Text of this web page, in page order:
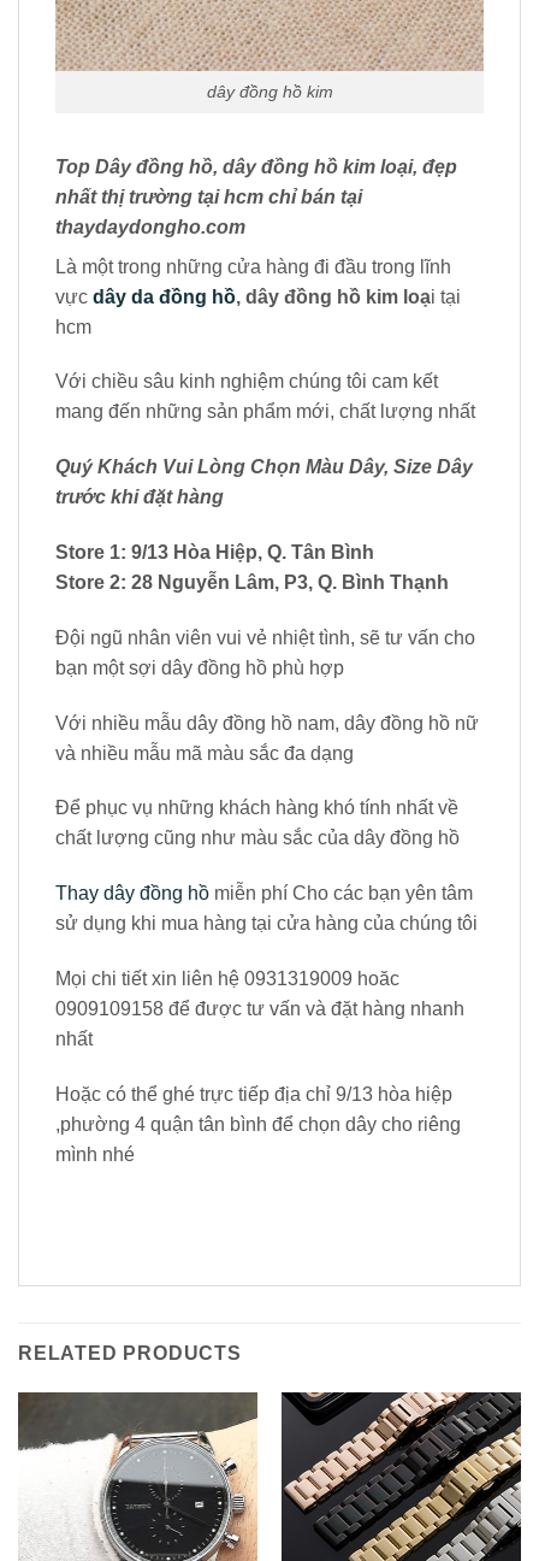
dây đồng hồ kim
Top Dây đồng hồ, dây đồng hồ kim loại, đẹp
nhất thị trường tại hcm chỉ bán tại
thaydaydongho.com
Là một trong những cửa hàng đi đầu trong lĩnh
vực dây da đồng hồ, dây đồng hồ kim loại tại
hcm
Với chiều sâu kinh nghiệm chúng tôi cam kết
mang đến những sản phẩm mới, chất lượng nhất
Quý Khách Vui Lòng Chọn Màu Dây, Size Dây
trước khi đặt hàng
Store 1: 9/13 Hòa Hiệp, Q. Tân Bình
Store 2: 28 Nguyễn Lâm, P3, Q. Bình Thạnh
Đội ngũ nhân viên vui vẻ nhiệt tình, sẽ tư vấn cho
bạn một sợi dây đồng hồ phù hợp
Với nhiều mẫu dây đồng hồ nam, dây đồng hồ nữ
và nhiều mẫu mã màu sắc đa dạng
Để phục vụ những khách hàng khó tính nhất về
chất lượng cũng như màu sắc của dây đồng hồ
Thay dây đồng hồ miễn phí Cho các bạn yên tâm
sử dụng khi mua hàng tại cửa hàng của chúng tôi
Mọi chi tiết xin liên hệ 0931319009 hoăc
0909109158 để được tư vấn và đặt hàng nhanh
nhất
Hoặc có thể ghé trực tiếp địa chỉ 9/13 hòa hiệp
,phường 4 quận tân bình để chọn dây cho riêng
mình nhé
RELATED PRODUCTS